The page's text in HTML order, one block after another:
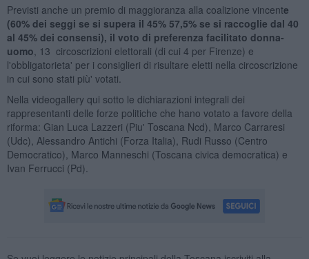
Previsti anche un premio di maggioranza alla coalizione vincente
(60% dei seggi se si supera il 45% 57,5% se si raccoglie dal 40
al 45% dei consensi), il voto di preferenza facilitato donna-
uomo , 13 circoscrizioni elettorali (di cui 4 per Firenze) e
l'obbligatorieta' per i consiglieri di risultare eletti nella circoscrizione
in cui sono stati più' votati.
Nella videogallery qui sotto le dichiarazioni integrali dei
rappresentanti delle forze politiche che hano votato a favore della
riforma: Gian Luca Lazzeri (Piu' Toscana Ncd), Marco Carraresi
(Udc), Alessandro Antichi (Forza Italia), Rudi Russo (Centro
Democratico), Marco Manneschi (Toscana civica democratica) e
Ivan Ferrucci (Pd).